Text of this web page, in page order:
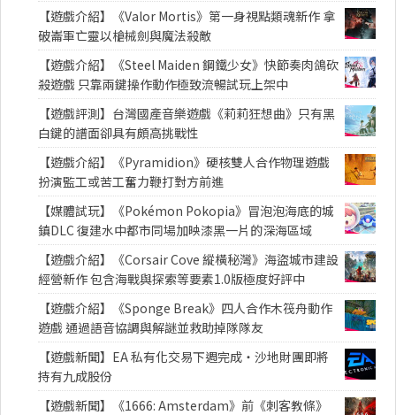
【遊戲介紹】《Valor Mortis》第一身視點類魂新作 拿
破崙軍亡靈以槍械劍與魔法殺敵
【遊戲介紹】《Steel Maiden 鋼鐵少女》快節奏肉鴿砍
殺遊戲 只靠兩鍵操作動作極致流暢試玩上架中
【遊戲評測】台灣國產音樂遊戲《莉莉狂想曲》只有黑
白鍵的譜面卻具有頗高挑戰性
【遊戲介紹】《Pyramidion》硬核雙人合作物理遊戲
扮演監工或苦工奮力鞭打對方前進
【媒體試玩】《Pokémon Pokopia》冒泡泡海底的城
鎮DLC 復建水中都市同場加映漆黑一片的深海區域
【遊戲介紹】《Corsair Cove 縱橫秘灣》海盜城市建設
經營新作 包含海戰與探索等要素1.0版極度好評中
【遊戲介紹】《Sponge Break》四人合作木筏舟動作
遊戲 通過語音協調與解謎並救助掉隊隊友
【遊戲新聞】EA 私有化交易下週完成・沙地財團即將
持有九成股份
【遊戲新聞】《1666: Amsterdam》前《刺客教條》